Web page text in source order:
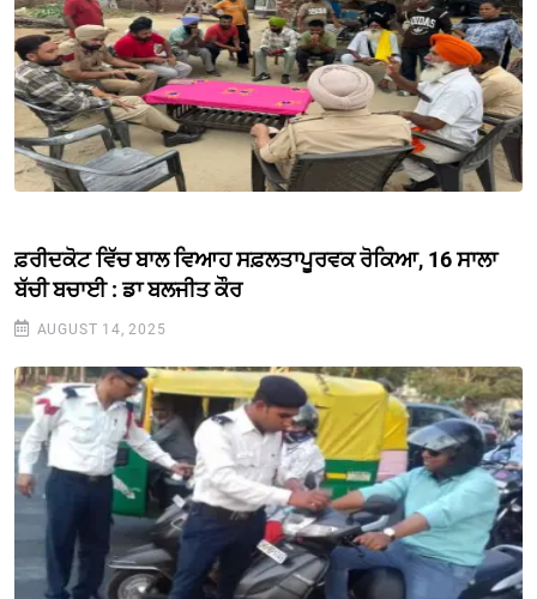
ਫ਼ਰੀਦਕੋਟ ਵਿੱਚ ਬਾਲ ਵਿਆਹ ਸਫ਼ਲਤਾਪੂਰਵਕ ਰੋਕਿਆ, 16 ਸਾਲਾ
ਬੱਚੀ ਬਚਾਈ : ਡਾ ਬਲਜੀਤ ਕੌਰ
AUGUST 14, 2025